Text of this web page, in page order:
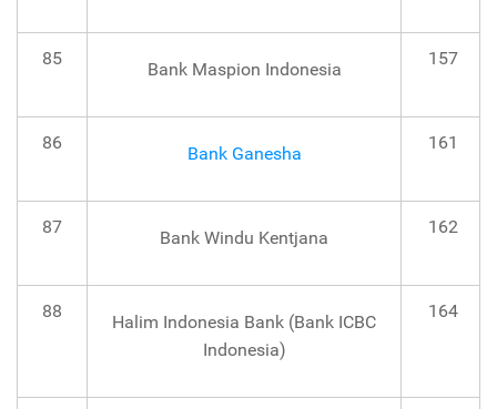
85
Bank Maspion Indonesia
157
86
Bank Ganesha
161
87
Bank Windu Kentjana
162
88
Halim Indonesia Bank (Bank ICBC
Indonesia)
164